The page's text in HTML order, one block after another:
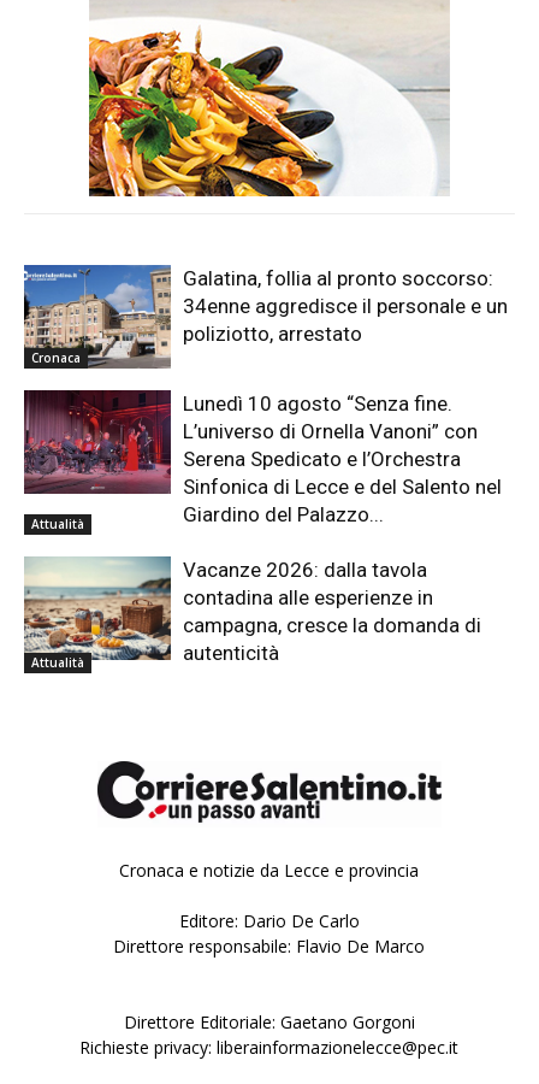
Cronaca
Galatina, follia al pronto soccorso:
34enne aggredisce il personale e un
poliziotto, arrestato
Attualità
Lunedì 10 agosto “Senza fine.
L’universo di Ornella Vanoni” con
Serena Spedicato e l’Orchestra
Sinfonica di Lecce e del Salento nel
Giardino del Palazzo...
Attualità
Vacanze 2026: dalla tavola
contadina alle esperienze in
campagna, cresce la domanda di
autenticità
Cronaca e notizie da Lecce e provincia
Editore: Dario De Carlo
Direttore responsabile: Flavio De Marco
Direttore Editoriale: Gaetano Gorgoni
Richieste privacy: liberainformazionelecce@pec.it